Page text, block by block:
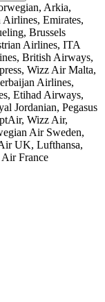
Arkia,
Emirates,
Brussels
Airlines, ITA
British Airways,
Wizz Air Malta,
Airlines,
Etihad Airways,
Jordanian, Pegasus
Wizz Air,
Air Sweden,
UK, Lufthansa,
Francecontributors